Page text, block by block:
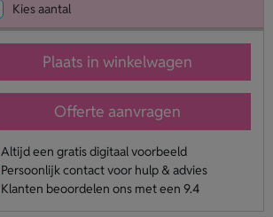
Kies aantal
Plaats in winkelwagen
Offerte aanvragen
Altijd een gratis digitaal voorbeeld
Persoonlijk contact voor hulp & advies
Klanten beoordelen ons met een 9.4